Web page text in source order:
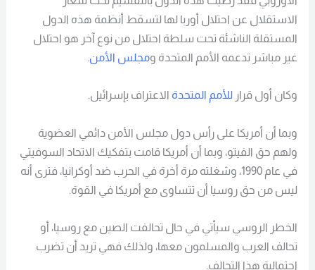
الاستقلال عن احتلال أوربا لها لتسقط أنظمة هذه الدول
المستقلة الناشئة تحت سلطة احتلال من نوع آخر هو احتلال
غير مباشر تدعمه الأمم المتحدة ومجلس الأمن.
وكان أول قرار للأمم المتحدةالاعتراف بإسرائيل.
وبما أن أمريكا على رأس دول مجلس الأمن دائمي العضوية
ولهم حق الفيتو، وبما أن أمريكا قامت بتفكيك الاتحاد السوفيتي
في عام 1990، وشغلته مرة أخرة في الحرب ضد أوكرانيا، فترى أنه
ليس من حق روسيا أن تتساوى مع أمريكا في القوة.
الخطر الروسي سيأتي في حال تحالفت الصين مع روسيا، أو
تحالف العرب والمسلمون معها، ولذلك فهي تريد أن تضرب
احتمالية هذا التحالف.